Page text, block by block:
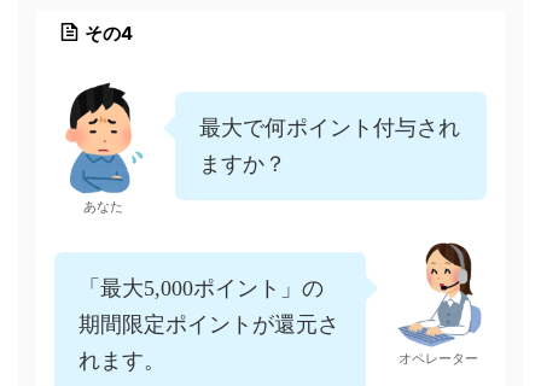
その4
あなた
最大で何ポイント付与され
ますか？
「最大5,000ポイント」の
期間限定ポイントが還元さ
れます。
オペレーター